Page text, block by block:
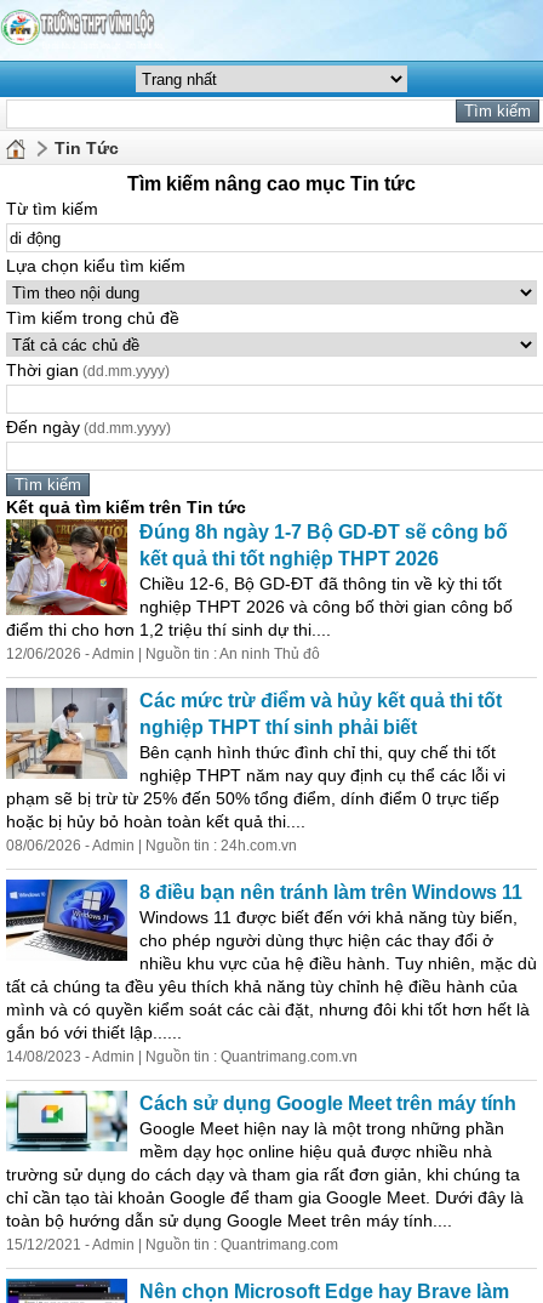
Tin Tức
Tìm kiếm nâng cao mục Tin tức
Từ tìm kiếm
Lựa chọn kiểu tìm kiếm
Tìm kiếm trong chủ đề
Thời gian (dd.mm.yyyy)
Đến ngày (dd.mm.yyyy)
Kết quả tìm kiếm trên Tin tức
Đúng 8h ngày 1-7 Bộ GD-ĐT sẽ công bố
kết quả thi tốt nghiệp THPT 2026
Chiều 12-6, Bộ GD-ĐT đã thông tin về kỳ thi tốt
nghiệp THPT 2026 và công bố thời gian công bố
điểm thi cho hơn 1,2 triệu thí sinh dự thi....
12/06/2026 - Admin | Nguồn tin : An ninh Thủ đô
Các mức trừ điểm và hủy kết quả thi tốt
nghiệp THPT thí sinh phải biết
Bên cạnh hình thức đình chỉ thi, quy chế thi tốt
nghiệp THPT năm nay quy định cụ thể các lỗi vi
phạm sẽ bị trừ từ 25% đến 50% tổng điểm, dính điểm 0 trực tiếp
hoặc bị hủy bỏ hoàn toàn kết quả thi....
08/06/2026 - Admin | Nguồn tin : 24h.com.vn
8 điều bạn nên tránh làm trên Windows 11
Windows 11 được biết đến với khả năng tùy biến,
cho phép người dùng thực hiện các thay đổi ở
nhiều khu vực của hệ điều hành. Tuy nhiên, mặc dù
tất cả chúng ta đều yêu thích khả năng tùy chỉnh hệ điều hành của
mình và có quyền kiểm soát các cài đặt, nhưng đôi khi tốt hơn hết là
gắn bó với thiết lập......
14/08/2023 - Admin | Nguồn tin : Quantrimang.com.vn
Cách sử dụng Google Meet trên máy tính
Google Meet hiện nay là một trong những phần
mềm dạy học online hiệu quả được nhiều nhà
trường sử dụng do cách dạy và tham gia rất đơn giản, khi chúng ta
chỉ cần tạo tài khoản Google để tham gia Google Meet. Dưới đây là
toàn bộ hướng dẫn sử dụng Google Meet trên máy tính....
15/12/2021 - Admin | Nguồn tin : Quantrimang.com
Nên chọn Microsoft Edge hay Brave làm